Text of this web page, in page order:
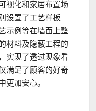
视化和家居布置场
设置了工艺样板
示例等在墙面上整
材料及隐蔽工程的
实现了透过现象看
满足了顾客的好奇
更加安心。